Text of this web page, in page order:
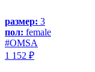
размер: 3
пол: female
#OMSA
1 152 ₽